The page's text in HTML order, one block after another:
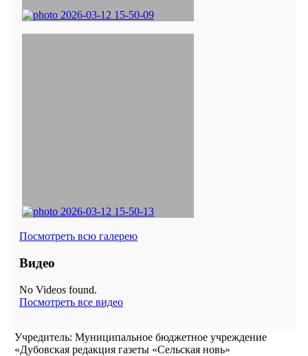
Посмотреть всю галерею
Видео
No Videos found.
Посмотреть все видео
Учредитель: Муниципальное бюджетное учреждение
«Дубовская редакция газеты «Сельская новь»